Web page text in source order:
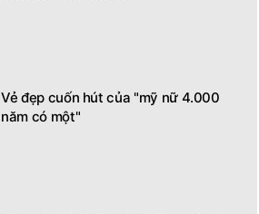
Vẻ đẹp cuốn hút của "mỹ nữ 4.000
năm có một"